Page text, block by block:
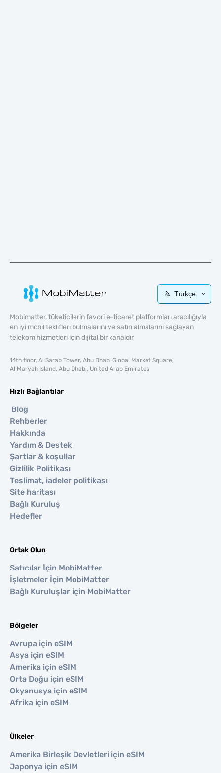
Türkçe
Mobimatter, tüketicilerin favori e-ticaret platformları aracılığıyla
en iyi mobil teklifleri bulmalarını ve satın almalarını sağlayan
telekom hizmetleri için dijital bir kanaldır
14th floor, Al Sarab Tower, Abu Dhabi Global Market Square,
Al Maryah Island, Abu Dhabi, United Arab Emirates
Hızlı Bağlantılar
Blog
Rehberler
Hakkında
Yardım & Destek
Şartlar & koşullar
Gizlilik Politikası
Teslimat, iadeler politikası
Site haritası
Bağlı Kuruluş
Hedefler
Ortak Olun
Satıcılar İçin MobiMatter
İşletmeler İçin MobiMatter
Bağlı Kuruluşlar için MobiMatter
Bölgeler
Avrupa için eSIM
Asya için eSIM
Amerika için eSIM
Orta Doğu için eSIM
Okyanusya için eSIM
Afrika için eSIM
Ülkeler
Amerika Birleşik Devletleri için eSIM
Japonya için eSIM